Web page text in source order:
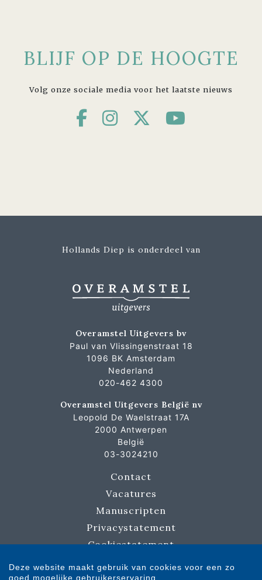
BLIJF OP DE HOOGTE
Volg onze sociale media voor het laatste nieuws
Hollands Diep is onderdeel van
Overamstel Uitgevers bv
Paul van Vlissingenstraat 18
1096 BK Amsterdam
Nederland
020-462 4300
Overamstel Uitgevers België nv
Leopold De Waelstraat 17A
2000 Antwerpen
België
03-3024210
Contact
Vacatures
Manuscripten
Privacystatement
Cookiestatement
Cookie-instellingen
Deze website maakt gebruik van cookies voor een zo
goed mogelijke gebruikerservaring